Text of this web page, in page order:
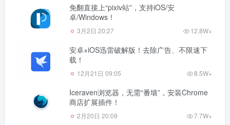
免翻直接上“pixiv站”，支持iOS/安
卓/Windows！
3月2日 20:27 12.8W+
安卓+iOS迅雷破解版！去除广告、不限速下
载！
12月21日 09:05 8.5W+
Iceraven浏览器，无需“番墙”，安装Chrome
商店扩展插件！
2月20日 20:09 7.7W+